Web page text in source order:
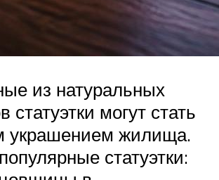
из натуральных
статуэтки могут стать
украшением жилища.
статуэтки: